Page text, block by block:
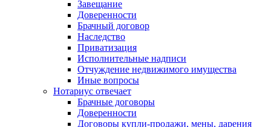
Завещание
Доверенности
Брачный договор
Наследство
Приватизация
Исполнительные надписи
Отчуждение недвижимого имущества
Иные вопросы
Нотариус отвечает
Брачные договоры
Доверенности
Договоры купли-продажи, мены, дарения